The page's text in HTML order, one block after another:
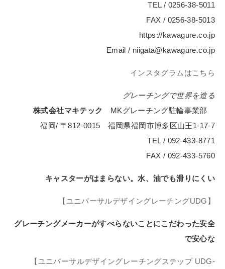
TEL / 0256-38-5011
FAX / 0256-38-5013
https://kawagure.co.jp
Email / niigata@kawagure.co.jp
インスタグラムはこちら
グレーチングで世界を造る
株式会社マキテック
MKグレーチング駐輪事業部
福岡/ 〒812-0015 福岡県福岡市博多区山王1-17-7
TEL / 092-433-8771
FAX / 092-433-5760
キャスターがはまらない。水、油でも滑りにくい
【ユニバーサルデザイングレーチングUDG】
グレーチングメーカーがすべらないことにこだわった安全
で安心な
【ユニバーサルデザイングレーチングステップ UDG-